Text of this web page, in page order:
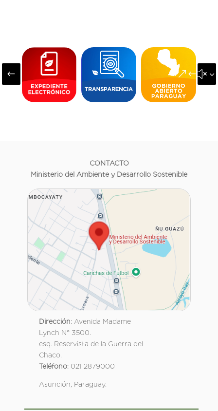
#
CONTACTO
Ministerio del Ambiente y Desarrollo Sostenible
Dirección: Avenida Madame
Lynch N° 3500.
esq. Reservista de la Guerra del
Chaco.
Teléfono: 021 2879000
Asunción, Paraguay.